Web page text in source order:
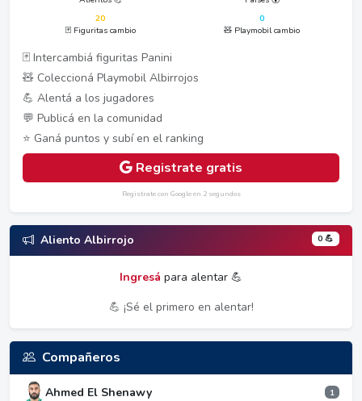
20
🃏 Figuritas cambio
0
🧸 Playmobil cambio
🃏 Intercambiá figuritas Panini
🧸 Coleccioná Playmobil Albirrojos
💪 Alentá a los jugadores
💬 Publicá en la comunidad
⭐ Ganá puntos y subí en el ranking
Registrate gratis
Registrate con Google en 2 segundos
Aliento Albirrojo 0 💪
Ingresá para alentar 💪
💪 ¡Sé el primero en alentar!
Compañeros
Ahmed El Shenawy 1